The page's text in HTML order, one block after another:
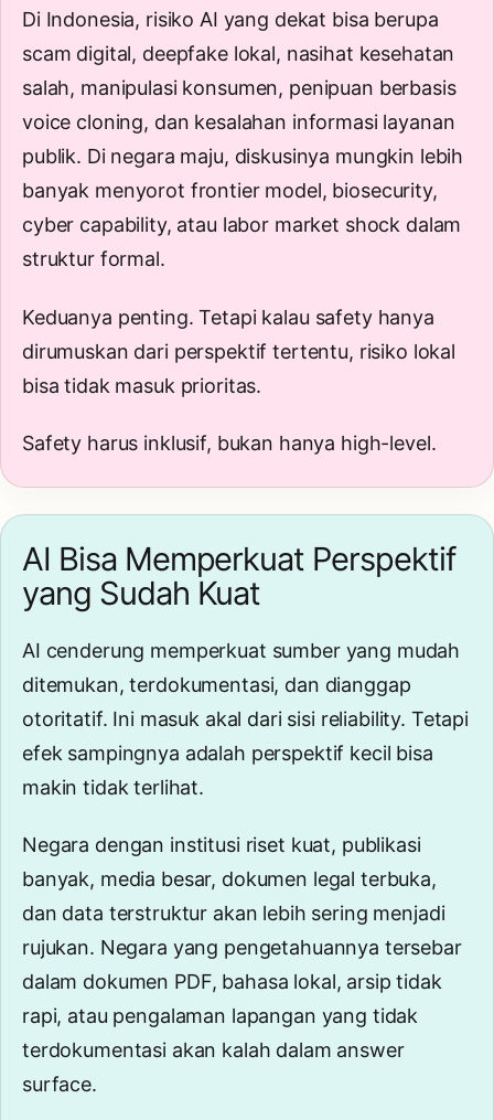
Di Indonesia, risiko AI yang dekat bisa berupa
scam digital, deepfake lokal, nasihat kesehatan
salah, manipulasi konsumen, penipuan berbasis
voice cloning, dan kesalahan informasi layanan
publik. Di negara maju, diskusinya mungkin lebih
banyak menyorot frontier model, biosecurity,
cyber capability, atau labor market shock dalam
struktur formal.
Keduanya penting. Tetapi kalau safety hanya
dirumuskan dari perspektif tertentu, risiko lokal
bisa tidak masuk prioritas.
Safety harus inklusif, bukan hanya high-level.
AI Bisa Memperkuat Perspektif
yang Sudah Kuat
AI cenderung memperkuat sumber yang mudah
ditemukan, terdokumentasi, dan dianggap
otoritatif. Ini masuk akal dari sisi reliability. Tetapi
efek sampingnya adalah perspektif kecil bisa
makin tidak terlihat.
Negara dengan institusi riset kuat, publikasi
banyak, media besar, dokumen legal terbuka,
dan data terstruktur akan lebih sering menjadi
rujukan. Negara yang pengetahuannya tersebar
dalam dokumen PDF, bahasa lokal, arsip tidak
rapi, atau pengalaman lapangan yang tidak
terdokumentasi akan kalah dalam answer
surface.